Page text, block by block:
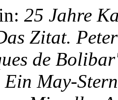
: 25 Jahre
Zitat.
de
Ein May-